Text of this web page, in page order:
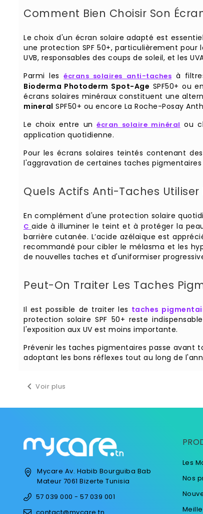
Comment Bien Choisir Son
Le choix d'un écran solaire adapté est
une protection SPF 50+, particulièrement
UVB, responsables des coups de soleil, et les
Parmi lesécrans solaires anti-taches à
Bioderma Photoderm Spot-Age SPF50+ ou
écrans solaires minéraux constituent une
mineral SPF50+ ou encore La Roche-Posay
Le choix entre unécran solaire minéral ou
application quotidienne.
Pour les écrans solaires teintés contenant
l'aggravation de certaines taches
Quels Actifs Anti-Taches
En complément d'une protection solaire
C aide à illuminer le teint et à protéger la
barrière cutanée. L’acide azélaïque est
recommandé pour cibler le mélasma et les
de nouvelles taches et d'uniformiser
Peut-On Traiter Les Taches
Il est possible de traiter les taches
protection solaire SPF 50+ reste
l'exposition aux UV est moins importante.
Prévenir les taches pigmentaires passe avant
adoptant les bons réflexes tout au long de
 Voir plus
Mycare Av. Habib Bourguiba Bab
Mateur 7061 Bizerte Tunisia
57 039 000 - 57 039 001
Les
Nos